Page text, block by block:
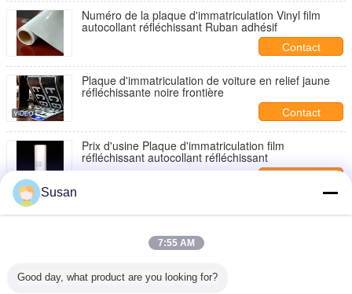
Numéro de la plaque d'immatriculation Vinyl film
autocollant réfléchissant Ruban adhésif
Contact
Plaque d'immatriculation de voiture en relief jaune
réfléchissante noire frontière
Contact
Prix d'usine Plaque d'immatriculation film
réfléchissant autocollant réfléchissant
Plaque d'immatriculation personnalisée film
feuille réfléchissante
Chine Fabricant haute durabilité imprimable couleur
film réfléchissant imperméable à l'eau pour plaque
Susan
7:55 AM
Good day, what product are you looking for?